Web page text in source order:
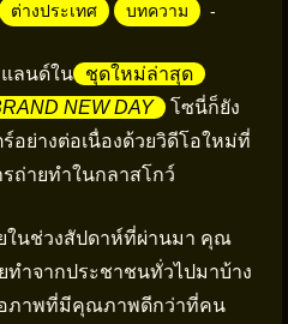
ต่างประเทศ
บทความ
ลนด์ใน
ชุดใหม่ล่าสุด
NEW DAY
โซนี่ก็ยัง
อย่างต่อเนื่องด้วยวิดีโอใหม่ที่
ถ่ายทำในกลาสโกว์
ในช่วงสัปดาห์ที่ผ่านมา คุณ
ทำจากประชาชนทั่วไปมาบ้าง
อภาพที่มีคุณภาพดีกว่าที่คน